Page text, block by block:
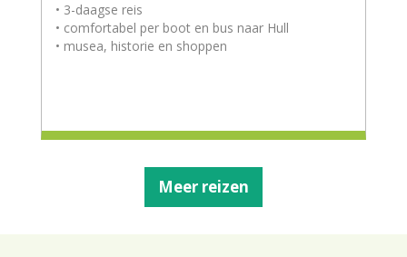
• 3-daagse reis
• comfortabel per boot en bus naar Hull
• musea, historie en shoppen
Meer reizen